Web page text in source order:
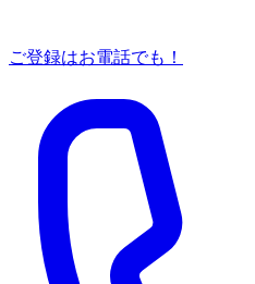
ご登録はお電話でも！